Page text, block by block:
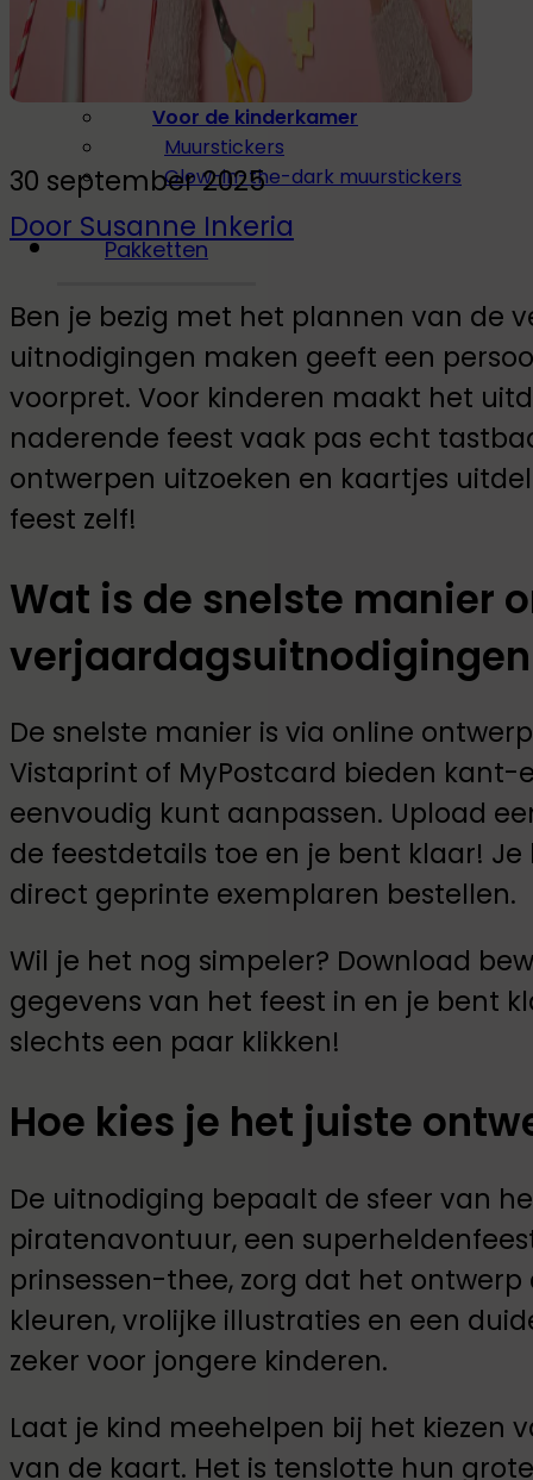
Voor de kinderkamer
Muurstickers
Glow-in-the-dark muurstickers
Pakketten
30 september 2025
Door Susanne Inkeria
Ben je bezig met het plannen van de
uitnodigingen maken geeft een
voorpret. Voor kinderen maakt het
naderende feest vaak pas echt
ontwerpen uitzoeken en kaartjes
feest zelf!
Wat is de snelste manier
De snelste manier is via online
Vistaprint of MyPostcard bieden
eenvoudig kunt aanpassen. Upload
de feestdetails toe en je bent klaar!
direct geprinte exemplaren bestellen.
Wil je het nog simpeler? Download
gegevens van het feest in en je bent
slechts een paar klikken!
Hoe kies je het juiste
De uitnodiging bepaalt de sfeer van
piratenavontuur, een
prinsessen-thee, zorg dat het
kleuren, vrolijke illustraties en een
zeker voor jongere kinderen.
Laat je kind meehelpen bij het kiezen
van de kaart. Het is tenslotte hun